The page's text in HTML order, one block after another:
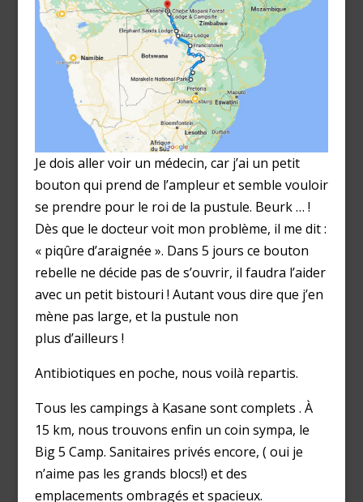
Je dois aller voir un médecin, car j’ai un petit
bouton qui prend de l’ampleur et semble vouloir
se prendre pour le roi de la pustule. Beurk … !
Dès que le docteur voit mon problème, il me dit :
« piqûre d’araignée ». Dans 5 jours ce bouton
rebelle ne décide pas de s’ouvrir, il faudra l’aider
avec un petit bistouri ! Autant vous dire que j’en
mène pas large, et la pustule non
plus d’ailleurs !
Antibiotiques en poche, nous voilà repartis.
Tous les campings à Kasane sont complets . À
15 km, nous trouvons enfin un coin sympa, le
Big 5 Camp. Sanitaires privés encore, ( oui je
n’aime pas les grands blocs!) et des
emplacements ombragés et spacieux.